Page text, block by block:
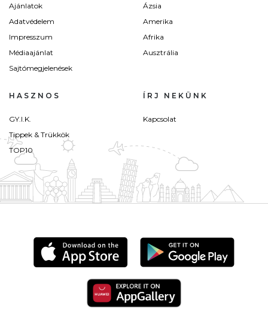
Ajánlatok
Adatvédelem
Impresszum
Médiaajánlat
Sajtómegjelenések
Ázsia
Amerika
Afrika
Ausztrália
HASZNOS
GY.I.K.
Tippek & Trükkök
TOP10
ÍRJ NEKÜNK
Kapcsolat